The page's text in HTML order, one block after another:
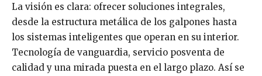
La visión es clara: ofrecer soluciones integrales,
desde la estructura metálica de los galpones hasta
los sistemas inteligentes que operan en su interior.
Tecnología de vanguardia, servicio posventa de
calidad y una mirada puesta en el largo plazo. Así se